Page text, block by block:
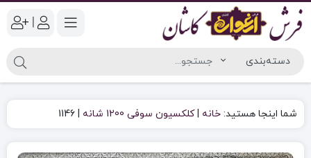
|
شما اینجا هستید: خانه |کلکسیون سوفی 1200 شانه 1146